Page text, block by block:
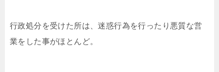
行政処分を受けた所は、迷惑行為を行ったり悪質な営
業をした事がほとんど。